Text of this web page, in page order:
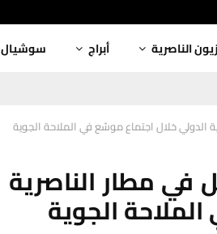
الناصرية أبراج سوشيال
الدولي خلال اجتماع موسّع في الملاحة الجوية
في مطار الناصرية
الجوية